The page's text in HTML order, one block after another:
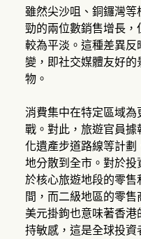
雖然尖沙咀、銅鑼灣
勁的兩位數銷售增長
較為平淡。這種差異
變，即社交媒體友好
物。
消費集中在特定區域
戰。對此，旅遊官員
化遺產步道路線等計
地分散到全市。對於
於核心旅遊地段的零
間，而二級地區的零
美元掛鉤也意味著香
持敏感，這是全球投資